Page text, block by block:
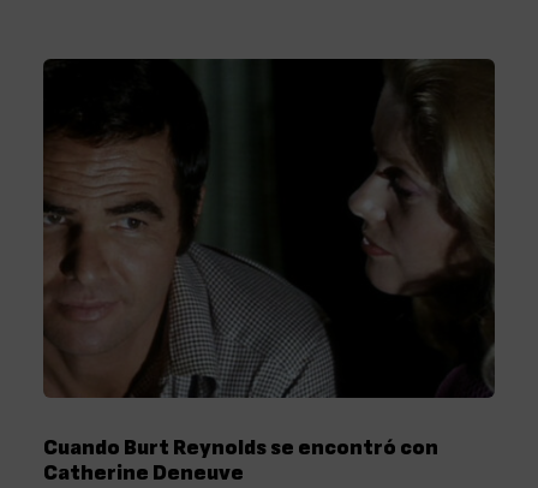
Cuando Burt Reynolds se encontró con
Catherine Deneuve